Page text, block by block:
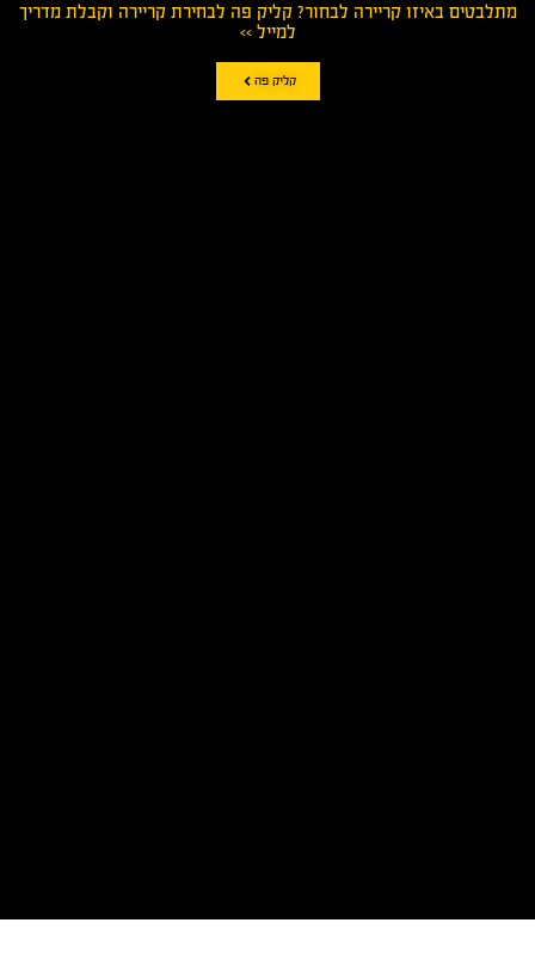
מתלבטים באיזו קריירה לבחור? קליק פה לבחירת קריירה וקבלת מדריך
למייל >>
קליק פה